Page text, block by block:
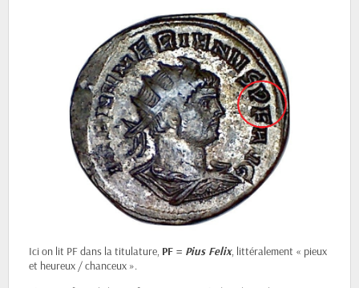
Ici on lit PF dans la titulature, PF = Pius Felix, littéralement « pieux
et heureux / chanceux ».